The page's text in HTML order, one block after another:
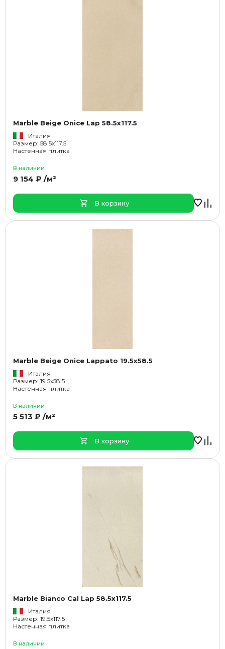
Marble Beige Onice Lap 58.5x117.5
Италия
Размер: 58.5x117.5
Настенная плитка
В наличии
9 154 ₽ /м²
В корзину
Marble Beige Onice Lappato 19.5x58.5
Италия
Размер: 19.5x58.5
Настенная плитка
В наличии
5 513 ₽ /м²
В корзину
Marble Bianco Cal Lap 58.5x117.5
Италия
Размер: 19.5x117.5
Настенная плитка
В наличии